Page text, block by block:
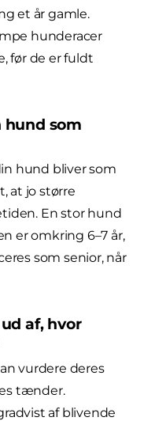
et år gamle.
hunderacer
før de er fuldt
hund som
hund bliver som
at jo større
En stor hund
er omkring 6–7 år,
som senior, når
af, hvor
vurdere deres
tænder.
af blivende